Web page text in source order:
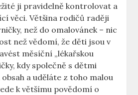
ji pravidelně kontrolovat a
věci. Většina rodičů raději
než do omalovánek – nic
než vědomí, že děti jsou v
měsíční „lékařskou
kdy společně s dětmi
a uděláte z toho malou
k většímu povědomí o